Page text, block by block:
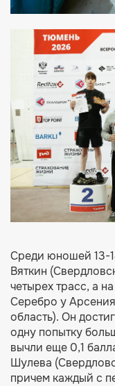
Среди юношей 13-
Вяткин
четырех трасс, а
Серебро у
область). Он
одну попытку
вычли еще 0,1
Шулева
причем каждый с